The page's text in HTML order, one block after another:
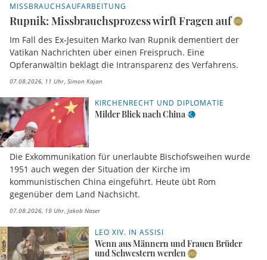
MISSBRAUCHSAUFARBEITUNG
Rupnik: Missbrauchsprozess wirft Fragen auf
Im Fall des Ex-Jesuiten Marko Ivan Rupnik dementiert der
Vatikan Nachrichten über einen Freispruch. Eine
Opferanwältin beklagt die Intransparenz des Verfahrens.
07.08.2026, 11 Uhr Simon Kajan
KIRCHENRECHT UND DIPLOMATIE
Milder Blick nach China
Die Exkommunikation für unerlaubte Bischofsweihen wurde
1951 auch wegen der Situation der Kirche im
kommunistischen China eingeführt. Heute übt Rom
gegenüber dem Land Nachsicht.
07.08.2026, 19 Uhr Jakob Naser
LEO XIV. IN ASSISI
Wenn aus Männern und Frauen Brüder
und Schwestern werden